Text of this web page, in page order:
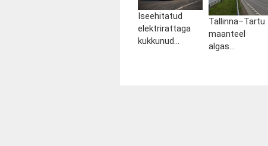
Iseehitatud
elektrirattaga
kukkunud...
Tallinna–Tartu
maanteel
algas...